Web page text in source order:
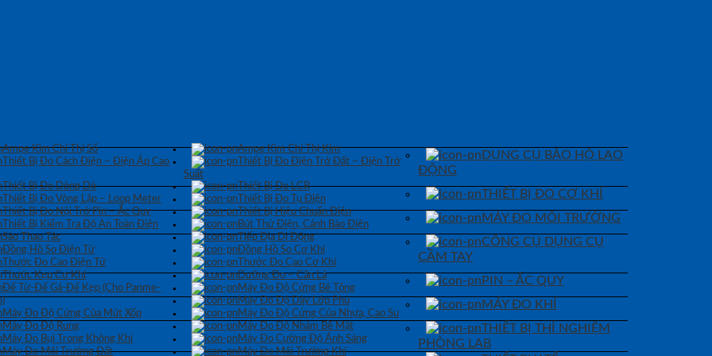
Ampe Kìm Chỉ Thị Số
Ampe Kìm Chỉ Thị Kim
Thiết Bị Đo Cách Điện – Điện Áp Cao
Thiết Bị Đo Điện Trở Đất – Điện Trở
Suất
Thiết Bị Đo Dòng Dò
Thiết Bị Đo LCR
Thiết Bị Đo Vòng Lặp – Loop Meter
Thiết Bị Đo Tụ Điện
Thiết Bị Đo Nội Trở Pin – Ắc Quy
Thiết Bị Hiệu Chuẩn Điện
Thiết Bị Kiểm Tra Độ An Toàn Điện
DỤNG CỤ BẢO HỘ LAO
ĐỘNG
Bút Thử Điện, Cảnh Báo Điện
Sào Thao Tác
Tiếp Địa Di Động
THIẾT BỊ ĐO CƠ KHÍ
Đồng Hồ So Điện Tử
Đồng Hồ So Cơ Khí
Thước Đo Cao Điện Tử
Thước Đo Cao Cơ Khí
Thước Kẹp Cơ Khí
Dưỡng Đo – Căn Lá
Đế Từ-Đế Gá-Đế Kẹp (Cho Panme-
Máy Đo Độ Cứng Bê Tông
Máy Đo Độ Dày Lớp Phủ
Máy Đo Độ Cứng Của Mút Xốp
Máy Đo Độ Cứng Của Nhựa, Cao Su
Máy Đo Độ Rung Máy Đo Độ Nhám Bề Mặt
MÁY ĐO MÔI TRƯỜNG
Máy Đo Bụi Trong Không Khí
Máy Đo Cường Độ Ánh Sáng
Máy Đo Môi Trường Đất
Máy Đo Môi Trường Khí
CÔNG CỤ DỤNG CỤ
CẦM TAY
PIN – ẮC QUY
MÁY ĐO KHÍ
THIẾT BỊ THÍ NGHIỆM
PHÒNG LAB